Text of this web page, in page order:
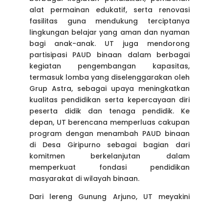
alat permainan edukatif, serta renovasi
fasilitas guna mendukung terciptanya
lingkungan belajar yang aman dan nyaman
bagi anak-anak. UT juga mendorong
partisipasi PAUD binaan dalam berbagai
kegiatan pengembangan kapasitas,
termasuk lomba yang diselenggarakan oleh
Grup Astra, sebagai upaya meningkatkan
kualitas pendidikan serta kepercayaan diri
peserta didik dan tenaga pendidik. Ke
depan, UT berencana memperluas cakupan
program dengan menambah PAUD binaan
di Desa Giripurno sebagai bagian dari
komitmen berkelanjutan dalam
memperkuat fondasi pendidikan
masyarakat di wilayah binaan.
Dari lereng Gunung Arjuno, UT meyakini